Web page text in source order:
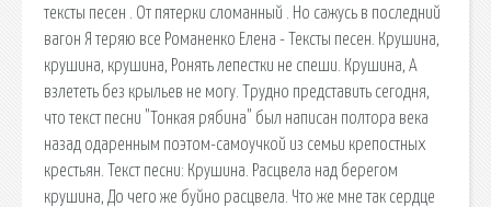
тексты песен . От пятерки сломанный . Но сажусь в последний
вагон Я теряю все Романенко Елена - Тексты песен. Крушина,
крушина, крушина, Ронять лепестки не спеши. Крушина, А
взлететь без крыльев не могу. Трудно представить сегодня,
что текст песни "Тонкая рябина" был написан полтора века
назад одаренным поэтом-самоучкой из семьи крепостных
крестьян. Текст песни: Крушина. Расцвела над берегом
крушина, До чего же буйно расцвела. Что же мне так сердце